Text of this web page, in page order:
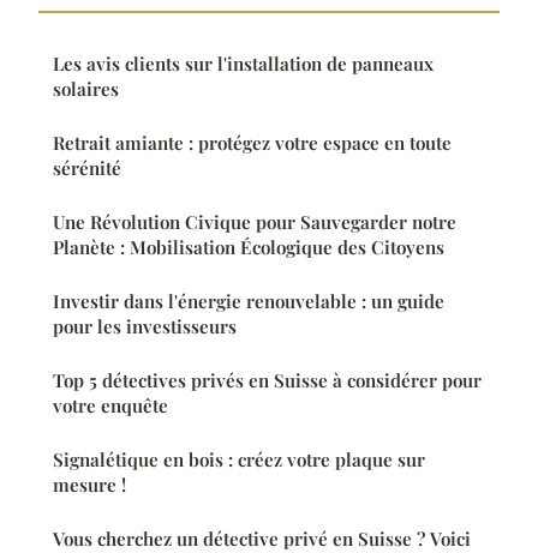
Les avis clients sur l'installation de panneaux
solaires
Retrait amiante : protégez votre espace en toute
sérénité
Une Révolution Civique pour Sauvegarder notre
Planète : Mobilisation Écologique des Citoyens
Investir dans l'énergie renouvelable : un guide
pour les investisseurs
Top 5 détectives privés en Suisse à considérer pour
votre enquête
Signalétique en bois : créez votre plaque sur
mesure !
Vous cherchez un détective privé en Suisse ? Voici